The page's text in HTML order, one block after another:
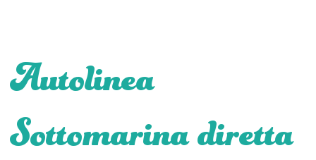
Autolinea
Sottomarina diretta